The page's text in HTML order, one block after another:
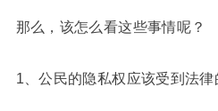
那么，该怎么看这些事情呢？
1、公民的隐私权应该受到法